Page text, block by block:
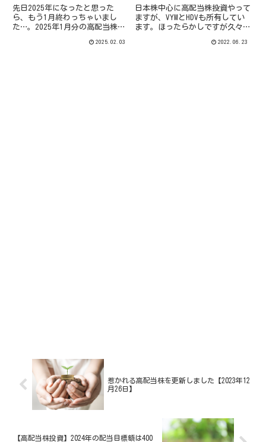
当金受領額とPF資産額。
先日2025年になったと思った
ら、もう1月終わっちゃいまし
た…。2025年1月分の高配当株運
2025.02.03
日本株中心に高配当株投資やって
ますが、VYMとHDVも所有してい
ます。ほったらかしですが久々に
2022.06.23
惹かれる高配当株を更新しました【2023年12
月26日】
【高配当株投資】2024年の配当目標額は400